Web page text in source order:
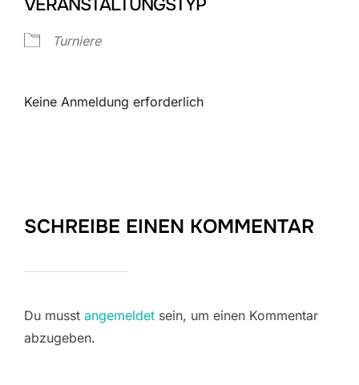
VERANSTALTUNGSTYP
Turniere
Keine Anmeldung erforderlich
SCHREIBE EINEN KOMMENTAR
Du musst angemeldet sein, um einen Kommentar
abzugeben.